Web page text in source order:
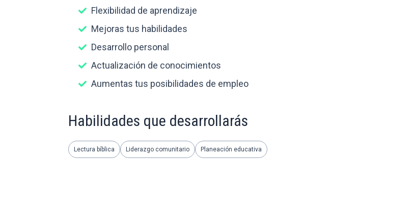
Flexibilidad de aprendizaje
Mejoras tus habilidades
Desarrollo personal
Actualización de conocimientos
Aumentas tus posibilidades de empleo
Habilidades que desarrollarás
Lectura bíblica Liderazgo comunitario Planeación educativa